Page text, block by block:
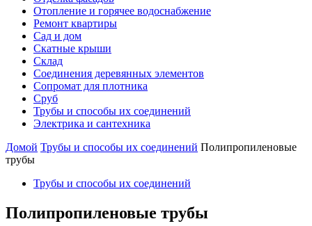
Отопление и горячее водоснабжение
Ремонт квартиры
Сад и дом
Скатные крыши
Склад
Соединения деревянных элементов
Сопромат для плотника
Сруб
Трубы и способы их соединений
Электрика и сантехника
Домой Трубы и способы их соединений Полипропиленовые
трубы
Трубы и способы их соединений
Полипропиленовые трубы